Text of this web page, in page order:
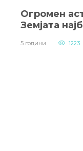
Огромен
Земјата
5 години 1223